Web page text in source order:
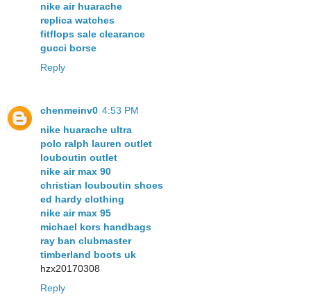
nike air huarache
replica watches
fitflops sale clearance
gucci borse
Reply
chenmeinv0 4:53 PM
nike huarache ultra
polo ralph lauren outlet
louboutin outlet
nike air max 90
christian louboutin shoes
ed hardy clothing
nike air max 95
michael kors handbags
ray ban clubmaster
timberland boots uk
hzx20170308
Reply